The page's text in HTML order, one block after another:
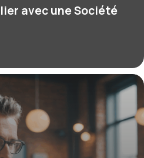
avec une Société